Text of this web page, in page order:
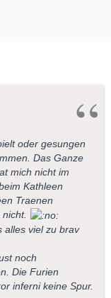
oder gesungen
Das Ganze
mich nicht im
Kathleen
Traenen
alles viel zu brav
noch
Die Furien
inferni keine Spur.